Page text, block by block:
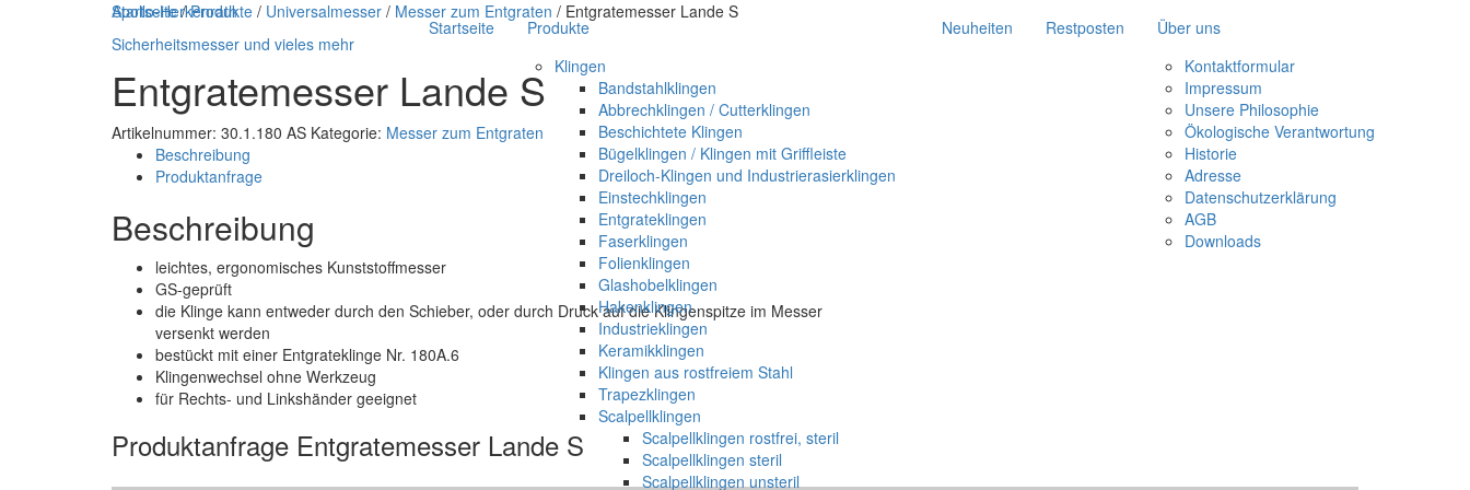
Apollo-Herkenrath
Sicherheitsmesser und vieles mehr
Startseite
Produkte
Klingen
Bandstahlklingen
Abbrechklingen / Cutterklingen
Beschichtete Klingen
Bügelklingen / Klingen mit Griffleiste
Dreiloch-Klingen und Industrierasierklingen
Einstechklingen
Entgrateklingen
Faserklingen
Folienklingen
Glashobelklingen
Hakenklingen
Industrieklingen
Keramikklingen
Klingen aus rostfreiem Stahl
Trapezklingen
Scalpellklingen
Scalpellklingen rostfrei, steril
Scalpellklingen steril
Scalpellklingen unsteril
Neuheiten Restposten
Über uns
Kontaktformular
Impressum
Unsere Philosophie
Ökologische Verantwortung
Historie
Adresse
Datenschutzerklärung
AGB
Downloads
Startseite/Produkte / Universalmesser / Messer zum Entgraten / Entgratemesser Lande S
Entgratemesser Lande S
Artikelnummer: 30.1.180 AS Kategorie: Messer zum Entgraten
Beschreibung
Produktanfrage
Beschreibung
leichtes, ergonomisches Kunststoffmesser
GS-geprüft
die Klinge kann entweder durch den Schieber, oder durch Druck auf die Klingenspitze im Messer
versenkt werden
bestückt mit einer Entgrateklinge Nr. 180A.6
Klingenwechsel ohne Werkzeug
für Rechts- und Linkshänder geeignet
Produktanfrage Entgratemesser Lande S